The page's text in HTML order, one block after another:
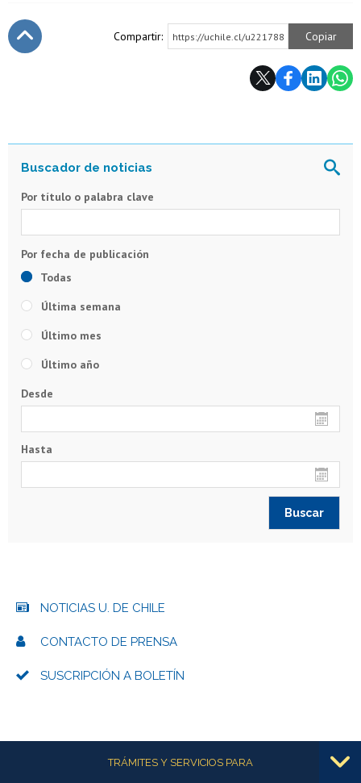
Compartir: https://uchile.cl/u221788 Copiar
Por título o palabra clave
Todas
Última semana
Último mes
Último año
Desde
Hasta
NOTICIAS U. DE CHILE
CONTACTO DE PRENSA
SUSCRIPCIÓN A BOLETÍN
Más informaciónTRÁMITES Y SERVICIOS PARA